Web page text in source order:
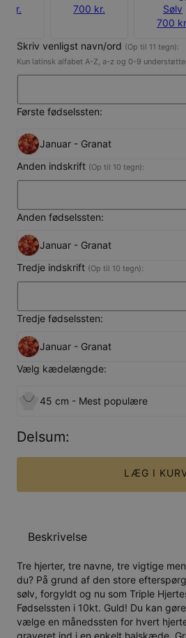
kr.
700 kr.
Sølv
700
Skriv venligst navn/ord (Op til 11 tegn):
Kun latinsk alfabet A-Z, a-z og 0-9
Første fødselssten:
Januar - Granat
Anden indskrift (Op til 10 tegn):
Anden fødselssten:
Januar - Granat
Tredje indskrift (Op til 10 tegn):
Tredje fødselssten:
Januar - Granat
Vælg kædelængde:
45 cm - Mest populære
Delsum:
LÆG I
Beskrivelse
Tre hjerter, tre navne, tre vigtige
du? På grund af den store
sølv, forgyldt og nu som Triple
Fødselssten i 10kt. Guld! Du kan
vælge en månedssten for hvert